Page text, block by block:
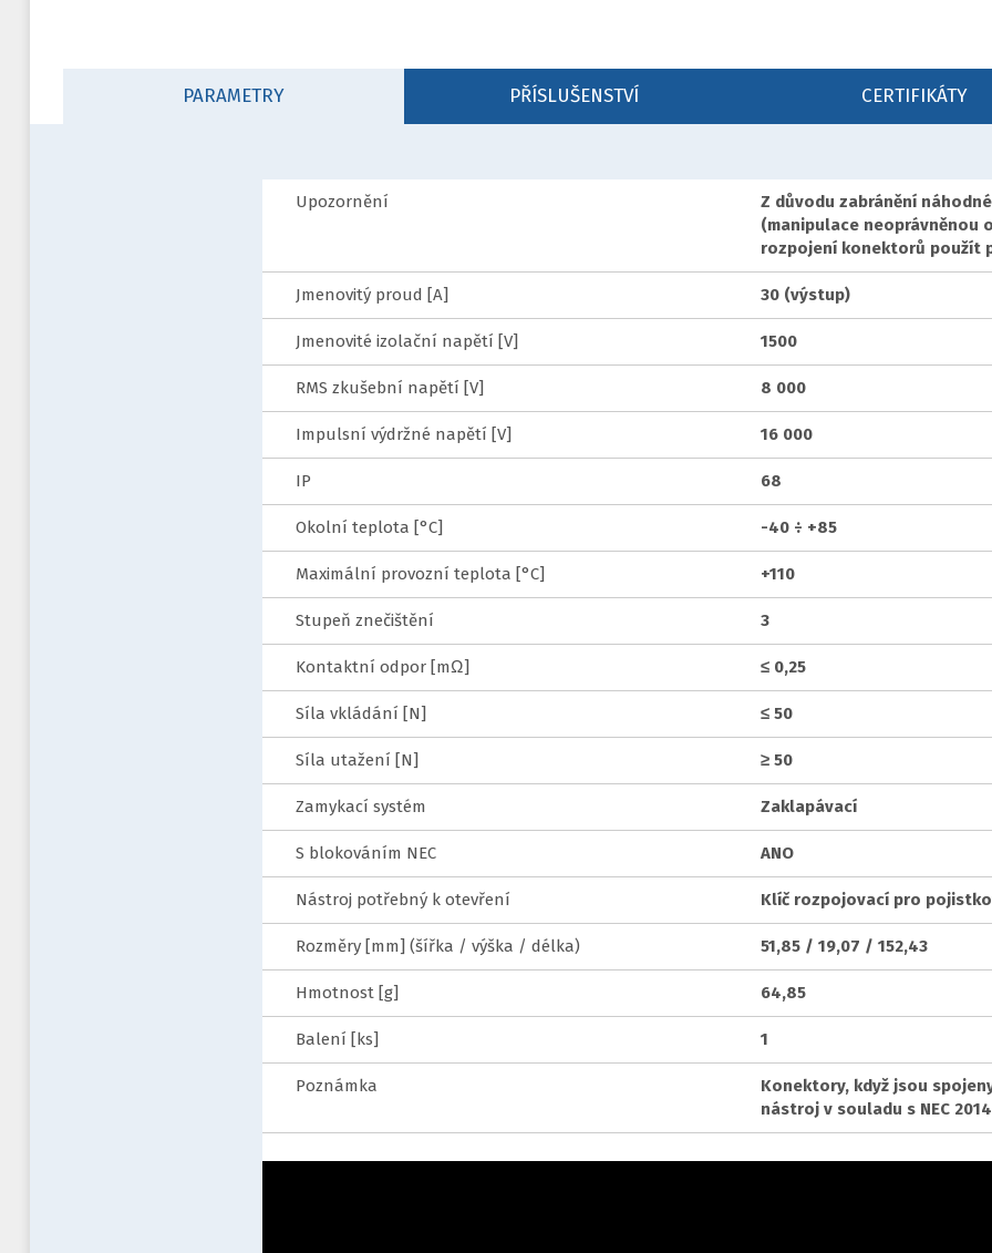
PARAMETRY PŘÍSLUŠENSTVÍ CERTIFIKÁTY
Upozornění
Z důvodu zabránění
(manipulace neoprávněnou
rozpojení konektorů použít
Jmenovitý proud [A] 30 (výstup)
Jmenovité izolační napětí [V] 1500
RMS zkušební napětí [V] 8 000
Impulsní výdržné napětí [V] 16 000
IP 68
Okolní teplota [°C] -40 ÷ +85
Maximální provozní teplota [°C] +110
Stupeň znečištění 3
Kontaktní odpor [mΩ] ≤ 0,25
Síla vkládání [N] ≤ 50
Síla utažení [N] ≥ 50
Zamykací systém Zaklapávací
S blokováním NEC ANO
Nástroj potřebný k otevření Klíč rozpojovací pro
Rozměry [mm] (šířka / výška / délka) 51,85 / 19,07 / 152,43
Hmotnost [g] 64,85
Balení [ks] 1
Poznámka
Konektory, když jsou
nástroj v souladu s NEC